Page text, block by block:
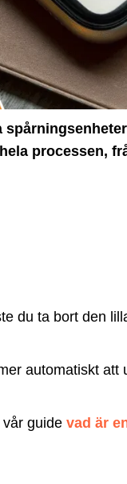
processen,
du ta bort den
automatiskt att
guide vad är